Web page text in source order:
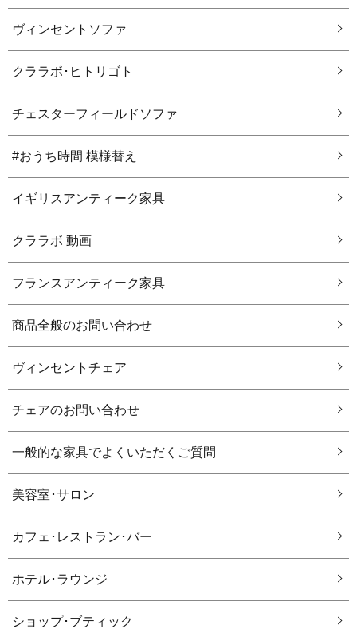
ヴィンセントソファ
クララボ･ヒトリゴト
チェスターフィールドソファ
#おうち時間 模様替え
イギリスアンティーク家具
クララボ 動画
フランスアンティーク家具
商品全般のお問い合わせ
ヴィンセントチェア
チェアのお問い合わせ
一般的な家具でよくいただくご質問
美容室･サロン
カフェ･レストラン･バー
ホテル･ラウンジ
ショップ･ブティック